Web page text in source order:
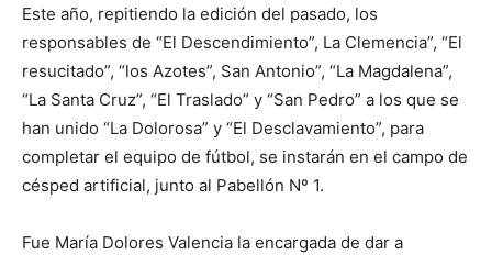
Este año, repitiendo la edición del pasado, los
responsables de “El Descendimiento”, La Clemencia”, “El
resucitado”, “los Azotes”, San Antonio”, “La Magdalena”,
“La Santa Cruz”, “El Traslado” y “San Pedro” a los que se
han unido “La Dolorosa” y “El Desclavamiento”, para
completar el equipo de fútbol, se instarán en el campo de
césped artificial, junto al Pabellón Nº 1.
Fue María Dolores Valencia la encargada de dar a